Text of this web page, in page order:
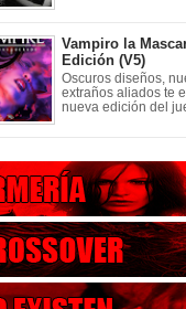
Vampiro la
Edición (V5)
Oscuros diseños,
extraños aliados te
nueva edición del